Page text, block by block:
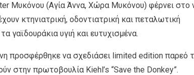
Μυκόνου (Αγία Άννα, Χώρα Μυκόνου) φέρνει στο
κτηνιατρική, οδοντιατρική και πεταλωτική
γαϊδουράκια υγιή και ευτυχισμένα.
προσφέρθηκε να σχεδιάσει limited edition παρεό
στην πρωτοβουλία Kiehl’s “Save the Donkey”.